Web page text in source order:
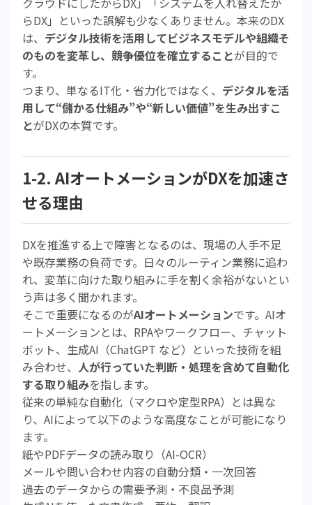
らDX」といった誤解も少なくありません。本来のDX
は、 デジタル技術を活用してビジネスモデルや組織そ
のものを変革し、競争優位を確立することが目的で
す。
つまり、単なるIT化・省力化ではなく、 デジタルを活
用して“儲かる仕組み”や“新しい価値”を生み出すこ
とがDXの本質です。
1-2. AIオートメーションがDXを加速さ
せる理由
DXを推進する上で障害となるのは、現場の人手不足
や既存業務の負荷です。日々のルーティン業務に追わ
れ、変革に向けた取り組みに手を割く余裕がないとい
う声は多く聞かれます。
そこで重要になるのがAIオートメーションです。AIオ
ートメーションとは、RPAやワークフロー、チャット
ボット、生成AI（ChatGPT など）といった技術を組
み合わせ、 人が行っていた判断・処理を含めて自動化
する取り組みを指します。
従来の単純な自動化（マクロや定型RPA）とは異な
り、AIによって以下のような高度なことが可能になり
ます。
紙やPDFデータの読み取り（AI-OCR）
メールや問い合わせ内容の自動分類・一次回答
過去のデータからの需要予測・不良品予測